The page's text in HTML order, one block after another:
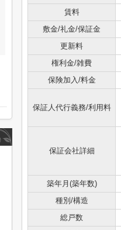
賃料
敷金/礼金/保証金
更新料
権利金/雑費
保険加入/料金
保証人代行義務/利用料
保証会社詳細
築年月(築年数)
種別/構造
総戸数